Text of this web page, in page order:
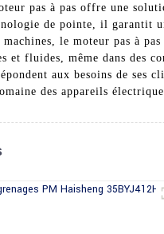
pas à pas offre une
de pointe, il garantit
machines, le moteur pas à
et fluides, même dans des
aux besoins de ses
des appareils